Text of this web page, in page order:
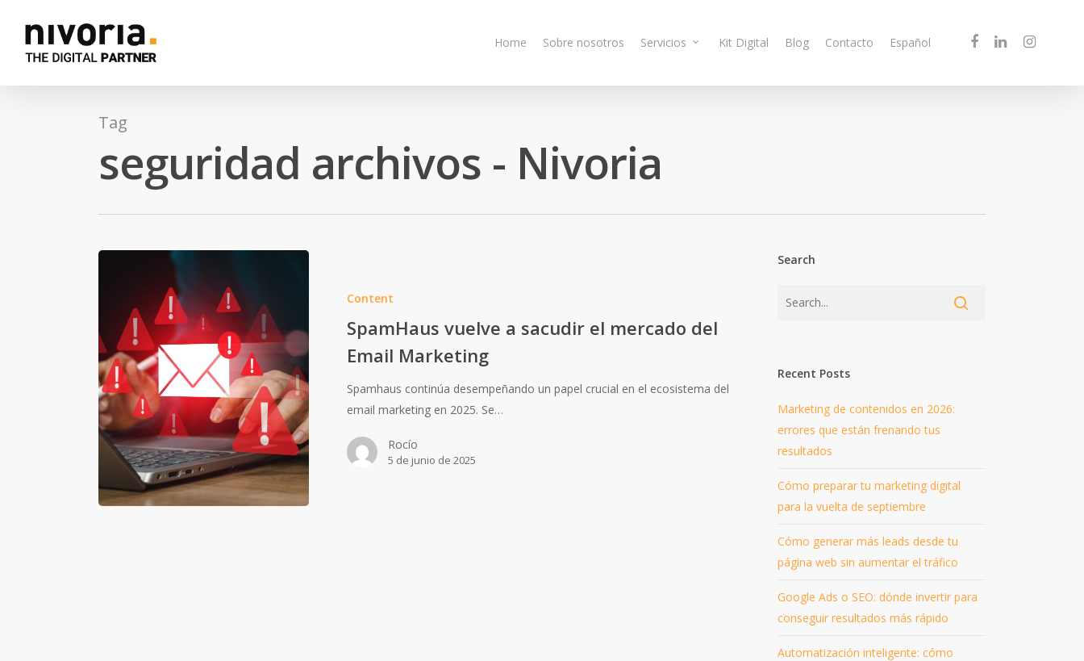
Home Sobre nosotros Servicios Kit Digital Blog Contacto Español
Tag
seguridad archivos - Nivoria
Content
SpamHaus vuelve a sacudir el mercado del
Email Marketing
Spamhaus continúa desempeñando un papel crucial en el ecosistema del
email marketing en 2025. Se…
Rocío
5 de junio de 2025
Search
Recent Posts
Marketing de contenidos en 2026:
errores que están frenando tus
resultados
Cómo preparar tu marketing digital
para la vuelta de septiembre
Cómo generar más leads desde tu
página web sin aumentar el tráfico
Google Ads o SEO: dónde invertir para
conseguir resultados más rápido
Automatización inteligente: cómo